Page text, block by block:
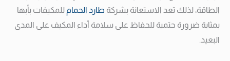
الطاقة، لذلك تعد الاستعانة بشركة طارد الحمام للمكيفات بأبها
بمثابة ضرورة حتمية للحفاظ على سلامة أداء المكيف على المدى
البعيد.